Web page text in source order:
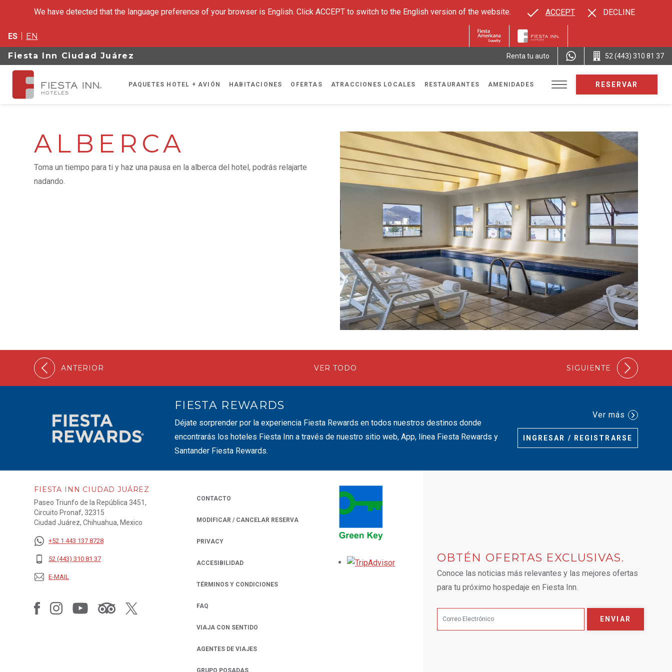
ES EN
Fiesta Inn Ciudad Juárez Renta tu auto 52 (443) 310 81 37
PAQUETES HOTEL + AVIÓN HABITACIONES OFERTAS ATRACCIONES LOCALES RESTAURANTES AMENIDADES RESERVAR
We have detected that the language preference of your browser is English. Click ACCEPT to switch to the English version of the website. ACCEPT DECLINE
ALBERCA
Toma un tiempo para ti y haz una pausa en la alberca del hotel, podrás relajarte
nadando.
ANTERIOR VER TODO SIGUIENTE
FIESTA REWARDS
Déjate sorprender por la experiencia Fiesta Rewards en todos nuestros destinos donde
encontrarás los hoteles Fiesta Inn a través de nuestro sitio web, App, línea Fiesta Rewards y
Santander Fiesta Rewards.
Ver más
INGRESAR / REGISTRARSE
FIESTA INN CIUDAD JUÁREZ
Paseo Triunfo de la República 3451,
Circuito Pronaf, 32315
Ciudad Juárez, Chihuahua, Mexico
+52 1 443 137 8728
52 (443) 310 81 37
E-MAIL
CONTACTO
MODIFICAR / CANCELAR RESERVA
PRIVACY
OPENS IN A NEW TAB.
ACCESIBILIDAD
TÉRMINOS Y CONDICIONES
FAQ
VIAJA CON SENTIDO
AGENTES DE VIAJES
GRUPO POSADAS
Opens in a new tab.OBTÉN OFERTAS EXCLUSIVAS.
Conoce las noticias más relevantes y las mejores ofertas
para tu próximo hospedaje en Fiesta Inn.
ENVIAR